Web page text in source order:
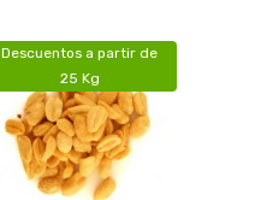
- Gr. +
Descuentos a partir de
25 Kg